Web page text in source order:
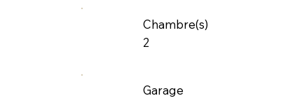
Chambre(s)
2
Garage